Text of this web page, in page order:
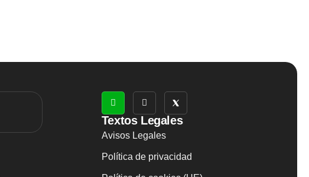
Textos Legales
Avisos Legales
Política de privacidad